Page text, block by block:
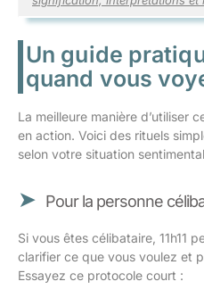
Un guide
quand vous
La meilleure manière d’utiliser
en action. Voici des rituels
selon votre situation
Pour la personne
Si vous êtes célibataire, 11h11
clarifier ce que vous voulez et
Essayez ce protocole court :